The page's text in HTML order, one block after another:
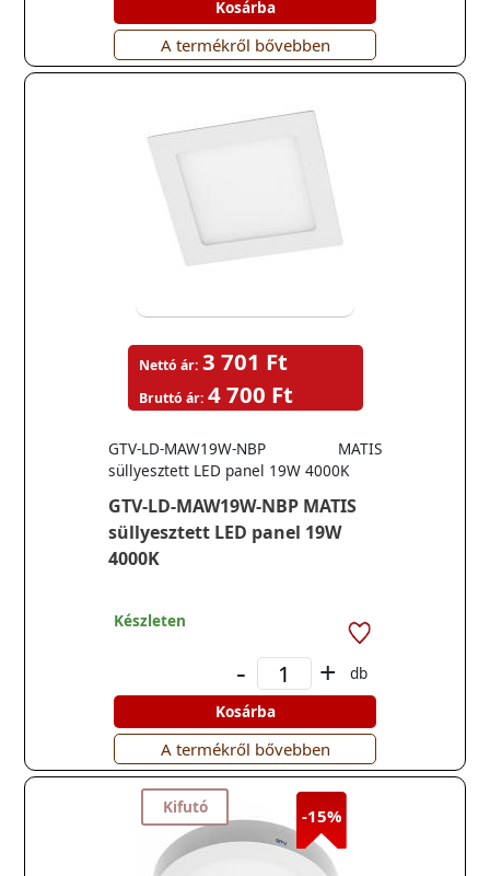
Kosárba
A termékről bővebben
GTV-LD-MAW19W-NBP MATIS
süllyesztett LED panel 19W
4000K
GTV-LD-MAW19W-NBP MATIS
süllyesztett LED panel 19W 4000K
Nettó ár: 3 701 Ft
Bruttó ár: 4 700 Ft
Készleten
- +
db
Kosárba
A termékről bővebben
Kifutó -15%